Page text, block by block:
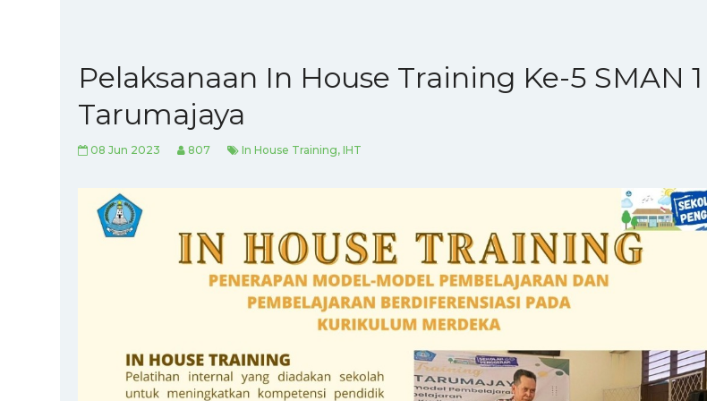
Pelaksanaan In House Training Ke-5 SMAN 1
Tarumajaya
08 Jun 2023 807 In House Training, IHT